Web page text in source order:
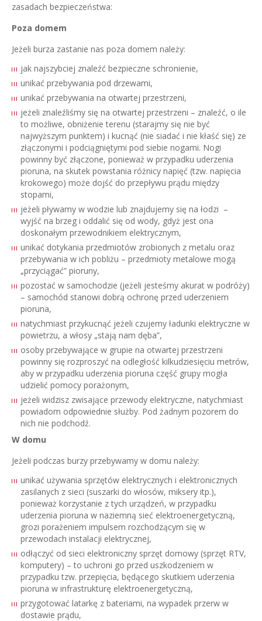
zasadach bezpieczeństwa:
Poza domem
Jeżeli burza zastanie nas poza domem należy:
jak najszybciej znaleźć bezpieczne schronienie,
unikać przebywania pod drzewami,
unikać przebywania na otwartej przestrzeni,
jeżeli znaleźliśmy się na otwartej przestrzeni – znaleźć, o ile
to możliwe, obniżenie terenu (starajmy się nie być
najwyższym punktem) i kucnąć (nie siadać i nie kłaść się) ze
złączonymi i podciągniętymi pod siebie nogami. Nogi
powinny być złączone, ponieważ w przypadku uderzenia
pioruna, na skutek powstania różnicy napięć (tzw. napięcia
krokowego) może dojść do przepływu prądu między
stopami,
jeżeli pływamy w wodzie lub znajdujemy się na łodzi –
wyjść na brzeg i oddalić się od wody, gdyż jest ona
doskonałym przewodnikiem elektrycznym,
unikać dotykania przedmiotów zrobionych z metalu oraz
przebywania w ich pobliżu – przedmioty metalowe mogą
„przyciągać” pioruny,
pozostać w samochodzie (jeżeli jesteśmy akurat w podróży)
– samochód stanowi dobrą ochronę przed uderzeniem
pioruna,
natychmiast przykucnąć jeżeli czujemy ładunki elektryczne w
powietrzu, a włosy „stają nam dęba”,
osoby przebywające w grupie na otwartej przestrzeni
powinny się rozproszyć na odległość kilkudziesięciu metrów,
aby w przypadku uderzenia pioruna część grupy mogła
udzielić pomocy porażonym,
jeżeli widzisz zwisające przewody elektryczne, natychmiast
powiadom odpowiednie służby. Pod żadnym pozorem do
nich nie podchodź.
W domu
Jeżeli podczas burzy przebywamy w domu należy:
unikać używania sprzętów elektrycznych i elektronicznych
zasilanych z sieci (suszarki do włosów, miksery itp.),
ponieważ korzystanie z tych urządzeń, w przypadku
uderzenia pioruna w naziemną sieć elektroenergetyczną,
grozi porażeniem impulsem rozchodzącym się w
przewodach instalacji elektrycznej,
odłączyć od sieci elektroniczny sprzęt domowy (sprzęt RTV,
komputery) – to uchroni go przed uszkodzeniem w
przypadku tzw. przepięcia, będącego skutkiem uderzenia
pioruna w infrastrukturę elektroenergetyczną,
przygotować latarkę z bateriami, na wypadek przerw w
dostawie prądu,